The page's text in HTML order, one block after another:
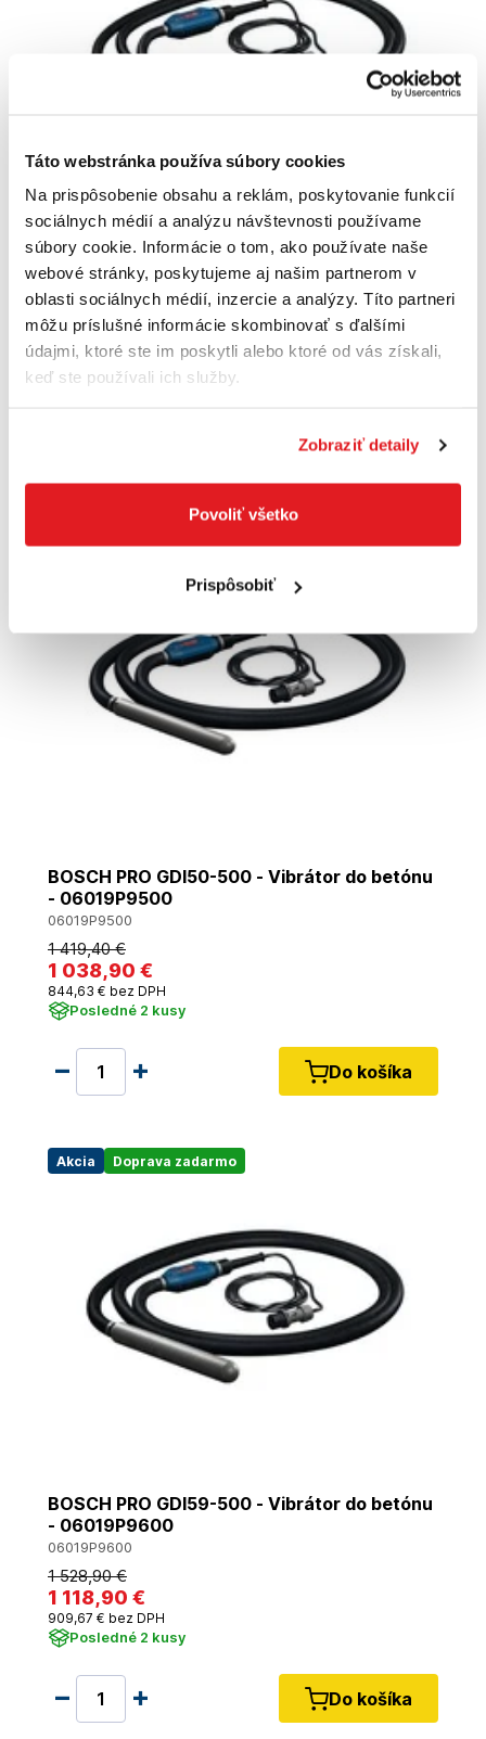
Táto webstránka používa súbory cookies
Na prispôsobenie obsahu a reklám, poskytovanie funkcií
sociálnych médií a analýzu návštevnosti používame
súbory cookie. Informácie o tom, ako používate naše
webové stránky, poskytujeme aj našim partnerom v
oblasti sociálnych médií, inzercie a analýzy. Títo partneri
môžu príslušné informácie skombinovať s ďalšími
údajmi, ktoré ste im poskytli alebo ktoré od vás získali,
keď ste používali ich služby.
Zobraziť detaily
Povoliť všetko
Prispôsobiť
BOSCH PRO GDI38-500 - Vibrátor do betónu
- 06019P9400
06019P9400
1 274,30 €
932 ,90 €
758 ,46 €
Posledné 2 kusy
Do košíka
BOSCH PRO GDI50-500 - Vibrátor do betónu
- 06019P9500
06019P9500
1 419,40 €
1 038,90 €
844,63 € bez DPH
Posledné 2 kusy
Do košíka
Akcia Doprava zadarmo
BOSCH PRO GDI59-500 - Vibrátor do betónu
- 06019P9600
06019P9600
1 528,90 €
1 118,90 €
909,67 € bez DPH
Posledné 2 kusy
Do košíka